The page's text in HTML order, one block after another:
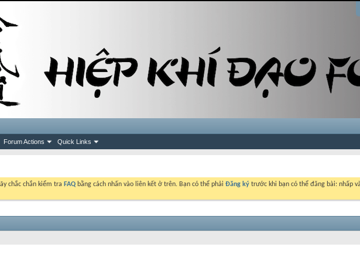
Forum Actions Quick Links
chắc chắn kiểm tra FAQ bằng cách nhấn vào liên kết ở trên. Bạn có thể phải Đăng ký trước khi bạn có thể đăng bài: nhấp